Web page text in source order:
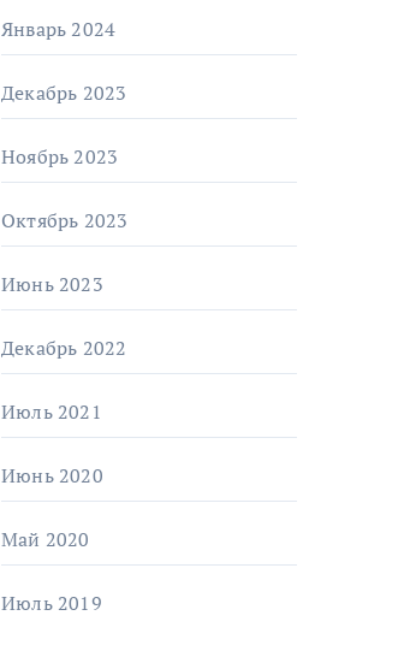
Январь 2024
Декабрь 2023
Ноябрь 2023
Октябрь 2023
Июнь 2023
Декабрь 2022
Июль 2021
Июнь 2020
Май 2020
Июль 2019